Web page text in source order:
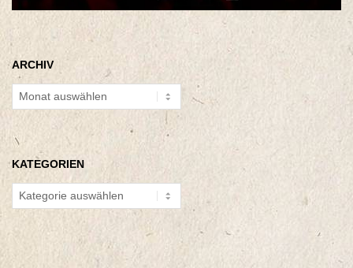
ARCHIV
Archiv
KATEGORIEN
Kategorien